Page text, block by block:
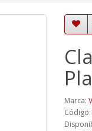
Marca: